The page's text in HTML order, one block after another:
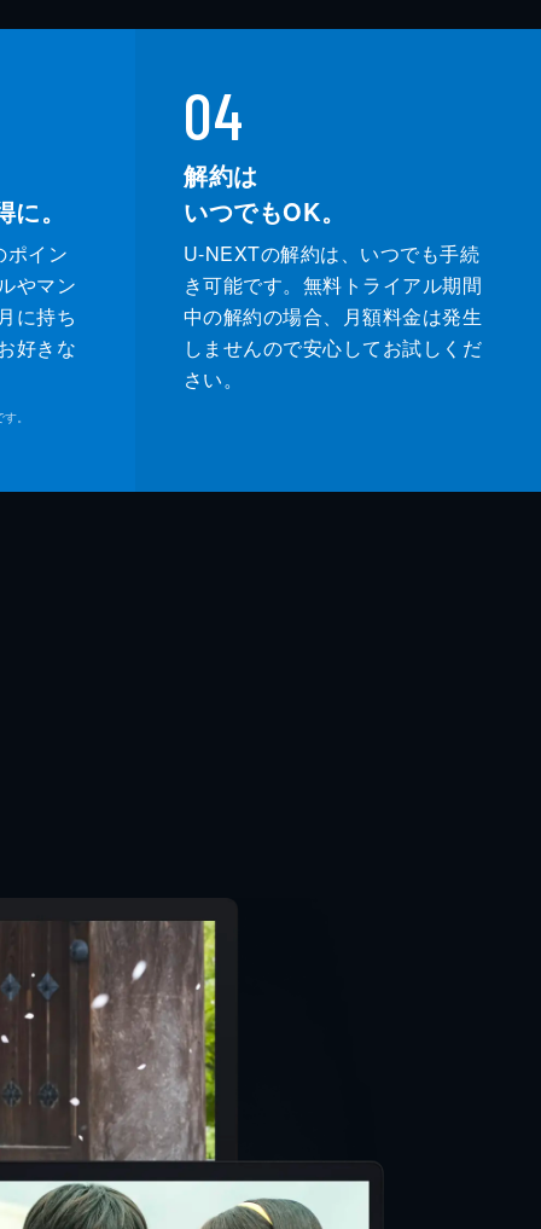
。
ポイン
やマン
に持ち
好きな
。
04
解約は
いつでもOK。
U-NEXTの解約は、いつでも手続
き可能です。無料トライアル期間
中の解約の場合、月額料金は発生
しませんので安心してお試しくだ
さい。